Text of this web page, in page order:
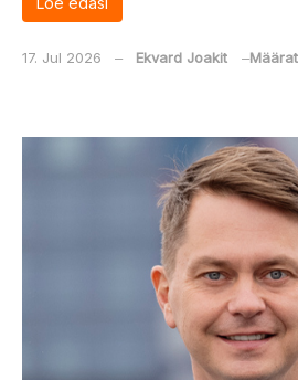
17. Jul 2026 ‒ Ekvard Joakit ‒